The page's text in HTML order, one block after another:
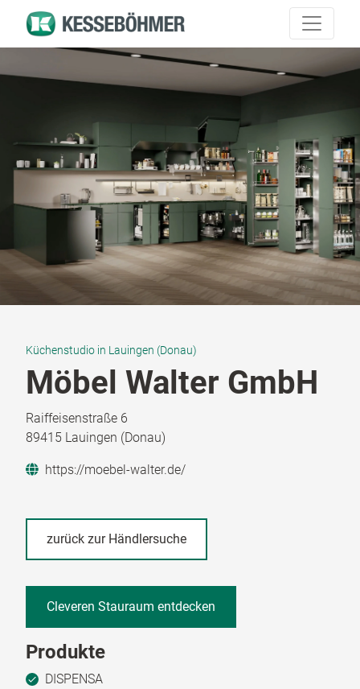
Küchenstudio in Lauingen (Donau)
Möbel Walter GmbH
Raiffeisenstraße 6
89415 Lauingen (Donau)
https://moebel-walter.de/
zurück zur Händlersuche
Cleveren Stauraum entdecken
Produkte
DISPENSA